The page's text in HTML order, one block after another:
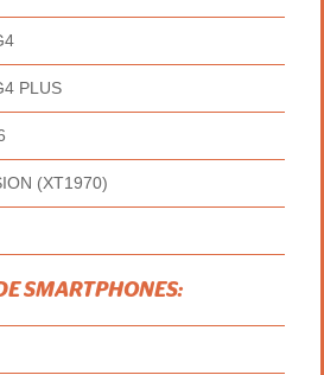
PLUS
(XT1970)
SMARTPHONES: